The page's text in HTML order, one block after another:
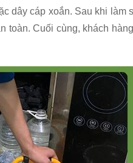
dây cáp xoắn. Sau khi làm
toàn. Cuối cùng, khách